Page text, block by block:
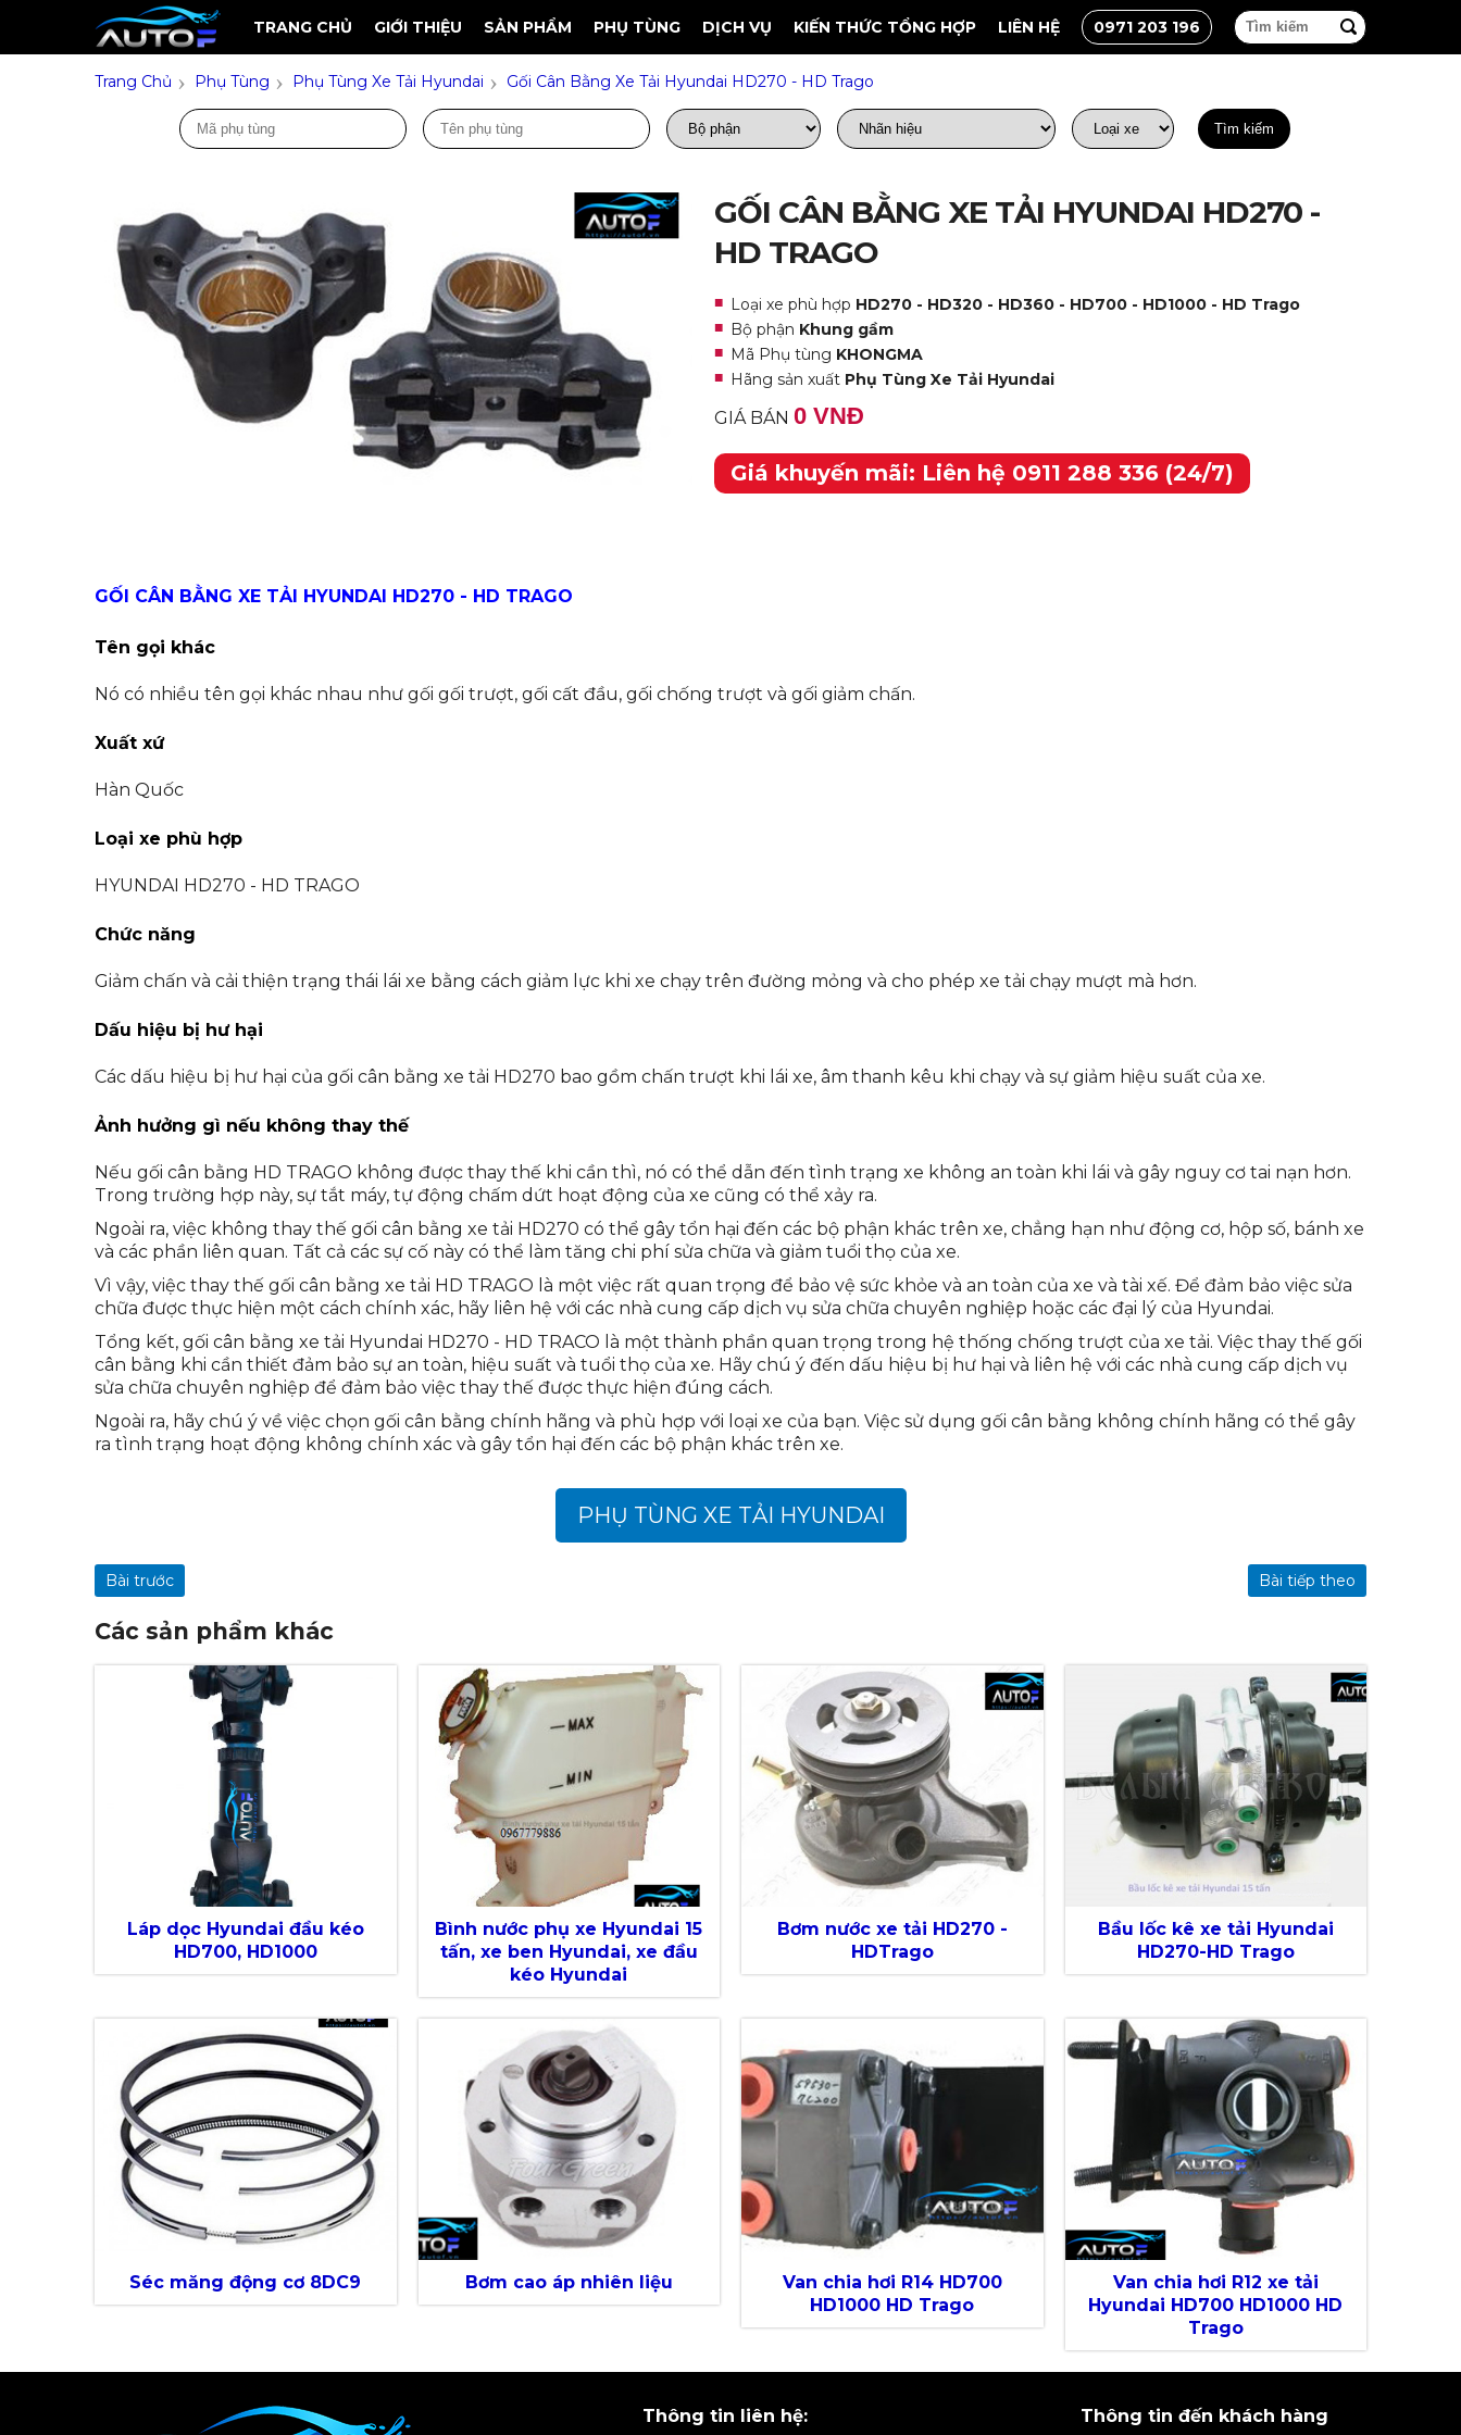
TRANG CHỦ GIỚI THIỆU SẢN PHẨM PHỤ TÙNG DỊCH VỤ KIẾN THỨC TỔNG HỢP LIÊN HỆ 0971 203 196
Trang Chủ › Phụ Tùng › Phụ Tùng Xe Tải Hyundai › Gối Cân Bằng Xe Tải Hyundai HD270 - HD Trago
Tìm kiếm
GỐI CÂN BẰNG XE TẢI HYUNDAI HD270 -
HD TRAGO
Loại xe phù hợp HD270 - HD320 - HD360 - HD700 - HD1000 - HD Trago
Bộ phận Khung gầm
Mã Phụ tùng KHONGMA
Hãng sản xuất Phụ Tùng Xe Tải Hyundai
GIÁ BÁN 0 VNĐ
Giá khuyến mãi: Liên hệ 0911 288 336 (24/7)
GỐI CÂN BẰNG XE TẢI HYUNDAI HD270 - HD TRAGO
Tên gọi khác
Nó có nhiều tên gọi khác nhau như gối gối trượt, gối cất đầu, gối chống trượt và gối giảm chấn.
Xuất xứ
Hàn Quốc
Loại xe phù hợp
HYUNDAI HD270 - HD TRAGO
Chức năng
Giảm chấn và cải thiện trạng thái lái xe bằng cách giảm lực khi xe chạy trên đường mỏng và cho phép xe tải chạy mượt mà hơn.
Dấu hiệu bị hư hại
Các dấu hiệu bị hư hại của gối cân bằng xe tải HD270 bao gồm chấn trượt khi lái xe, âm thanh kêu khi chạy và sự giảm hiệu suất của xe.
Ảnh hưởng gì nếu không thay thế
Nếu gối cân bằng HD TRAGO không được thay thế khi cần thì, nó có thể dẫn đến tình trạng xe không an toàn khi lái và gây nguy cơ tai nạn hơn.
Trong trường hợp này, sự tắt máy, tự động chấm dứt hoạt động của xe cũng có thể xảy ra.
Ngoài ra, việc không thay thế gối cân bằng xe tải HD270 có thể gây tổn hại đến các bộ phận khác trên xe, chẳng hạn như động cơ, hộp số, bánh xe
và các phần liên quan. Tất cả các sự cố này có thể làm tăng chi phí sửa chữa và giảm tuổi thọ của xe.
Vì vậy, việc thay thế gối cân bằng xe tải HD TRAGO là một việc rất quan trọng để bảo vệ sức khỏe và an toàn của xe và tài xế. Để đảm bảo việc sửa
chữa được thực hiện một cách chính xác, hãy liên hệ với các nhà cung cấp dịch vụ sửa chữa chuyên nghiệp hoặc các đại lý của Hyundai.
Tổng kết, gối cân bằng xe tải Hyundai HD270 - HD TRACO là một thành phần quan trọng trong hệ thống chống trượt của xe tải. Việc thay thế gối
cân bằng khi cần thiết đảm bảo sự an toàn, hiệu suất và tuổi thọ của xe. Hãy chú ý đến dấu hiệu bị hư hại và liên hệ với các nhà cung cấp dịch vụ
sửa chữa chuyên nghiệp để đảm bảo việc thay thế được thực hiện đúng cách.
Ngoài ra, hãy chú ý về việc chọn gối cân bằng chính hãng và phù hợp với loại xe của bạn. Việc sử dụng gối cân bằng không chính hãng có thể gây
ra tình trạng hoạt động không chính xác và gây tổn hại đến các bộ phận khác trên xe.
PHỤ TÙNG XE TẢI HYUNDAI
Bài trước Bài tiếp theo
Các sản phẩm khác
Láp dọc Hyundai đầu kéo
HD700, HD1000
Bình nước phụ xe Hyundai 15
tấn, xe ben Hyundai, xe đầu
kéo Hyundai
Bơm nước xe tải HD270 -
HDTrago
Bầu lốc kê xe tải Hyundai
HD270-HD Trago
Séc măng động cơ 8DC9 Bơm cao áp nhiên liệu
Van chia hơi R14 HD700
HD1000 HD Trago
Van chia hơi R12 xe tải
Hyundai HD700 HD1000 HD
Trago
Thông tin liên hệ: Thông tin đến khách hàng